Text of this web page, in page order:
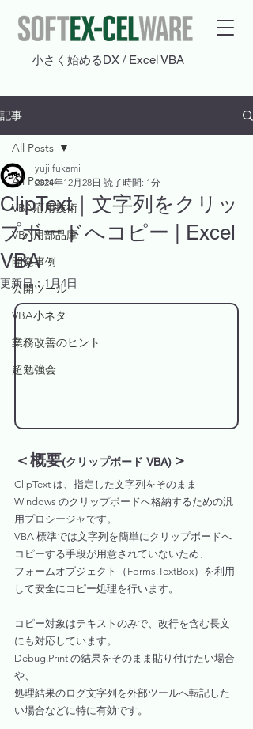
​小さく始めるDX / Excel VBA
記事
All Posts
VBA応用技術
VBA用部品庫
開発事例
公開ツール
VBA小ネタ
業務改善のヒント
超勉強会
All Posts
ClipText｜文字列をクリッ
プボードへコピー | Excel
VBA
yuji fukami
2024年12月28日 読了時間: 1分
更新日：1月4日
＜概要(クリップボード VBA) ＞
ClipText は、指定した文字列をそのまま
Windows のクリップボードへ格納するための汎
用プロシージャです。
VBA 標準では文字列を簡単にクリップボードへ
コピーする手段が用意されていないため、
フォームオブジェクト（Forms.TextBox）を利用
して安全にコピー処理を行います。
コピー対象はテキストのみで、改行を含む長文
にも対応しています。
Debug.Print の結果をそのまま貼り付けたい場合
や、
処理結果のログ文字列を外部ツールへ転記した
い場合などに特に有効です。